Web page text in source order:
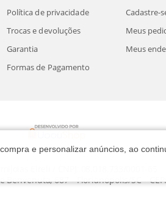
e personalizar anúncios, ao
Política de privacidade
Trocas e devoluções
Garantia
Formas de Pagamento
Cadastre-
Meus
Meus
687 - Florianópolis/SC -